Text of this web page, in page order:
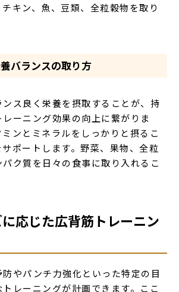
キン、魚、豆類、全粒穀物を取り
バランスの取り方
ス良く栄養を摂取することが、持
ーニング効果の向上に繋がりま
ンとミネラルをしっかりと摂るこ
ポートします。野菜、果物、全粒
ク質を日々の食事に取り入れるこ
応じた広背筋トレーニン
やパンチ力強化といった特定の目
レーニングが計画できます。ここ